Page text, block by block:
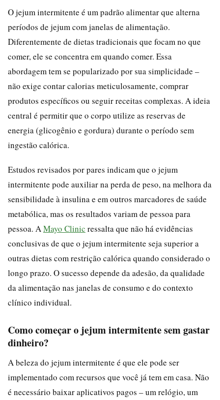
O jejum intermitente é um padrão alimentar que alterna
períodos de jejum com janelas de alimentação.
Diferentemente de dietas tradicionais que focam no que
comer, ele se concentra em quando comer. Essa
abordagem tem se popularizado por sua simplicidade –
não exige contar calorias meticulosamente, comprar
produtos específicos ou seguir receitas complexas. A ideia
central é permitir que o corpo utilize as reservas de
energia (glicogênio e gordura) durante o período sem
ingestão calórica.
Estudos revisados por pares indicam que o jejum
intermitente pode auxiliar na perda de peso, na melhora da
sensibilidade à insulina e em outros marcadores de saúde
metabólica, mas os resultados variam de pessoa para
pessoa. A Mayo Clinic ressalta que não há evidências
conclusivas de que o jejum intermitente seja superior a
outras dietas com restrição calórica quando considerado o
longo prazo. O sucesso depende da adesão, da qualidade
da alimentação nas janelas de consumo e do contexto
clínico individual.
Como começar o jejum intermitente sem gastar
dinheiro?
A beleza do jejum intermitente é que ele pode ser
implementado com recursos que você já tem em casa. Não
é necessário baixar aplicativos pagos – um relógio, um